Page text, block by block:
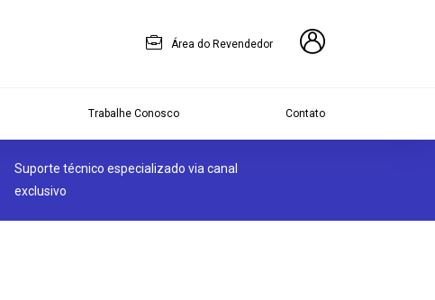
Área do Revendedor
Trabalhe Conosco Contato
Suporte técnico especializado via canal
exclusivo